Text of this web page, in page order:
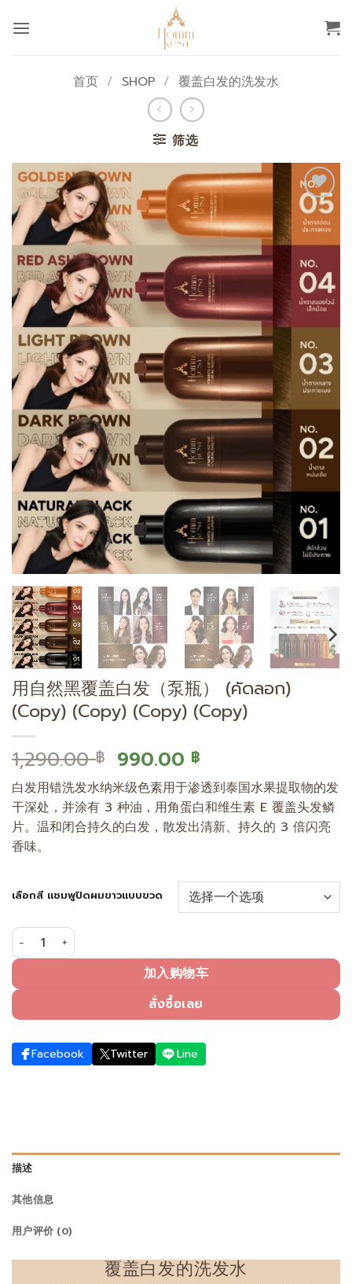
首页 / SHOP / 覆盖白发的洗发水
筛选
添加
至心
愿单
用自然黑覆盖白发（泵瓶） (คัดลอก)
(Copy) (Copy) (Copy) (Copy)
1,290.00฿ 原
价
为：
1,290.00 ฿。
990.00 ฿
前
价
格
为：
白发用错洗发水纳米级色素用于渗透到泰国水果提取物的发
干深处，并涂有 3 种油，用角蛋白和维生素 E 覆盖头发鳞
片。温和闭合持久的白发，散发出清新、持久的 3 倍闪亮
香味。
เลือกสี แชมพูปิดผมขาวแบบขวด
用自然黑覆盖白发（泵瓶） (คัดลอก) (Copy) (Copy) (Copy)
加入购物车
สั่งซื้อเลย
Facebook Twitter Line
描述
其他信息
用户评价 (0)
覆盖白发的洗发水